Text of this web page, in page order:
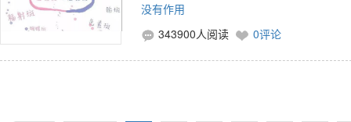
没有作用
343900人阅读
0评论